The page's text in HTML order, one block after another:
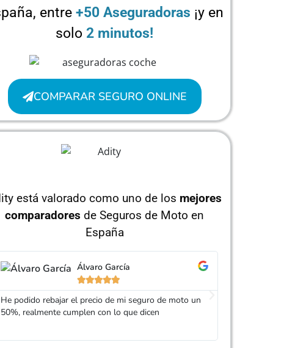
entre +50 Aseguradoras ¡y en
solo 2 minutos!
COMPARAR SEGURO ONLINE
está valorado como uno de los mejores
comparadores de Seguros de Moto en
España
Jorge Pérez

Gracias Adity por ayudarme a conseguir un seguro
mucho más barato que el anterior